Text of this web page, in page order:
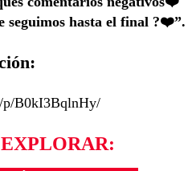
seguimos hasta el final ?❤️”.
p/B0kI3BqlnHy/